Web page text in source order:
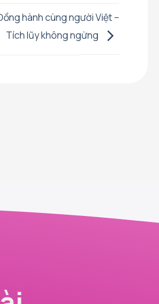
hành cùng người Việt –
Tích lũy không ngừng